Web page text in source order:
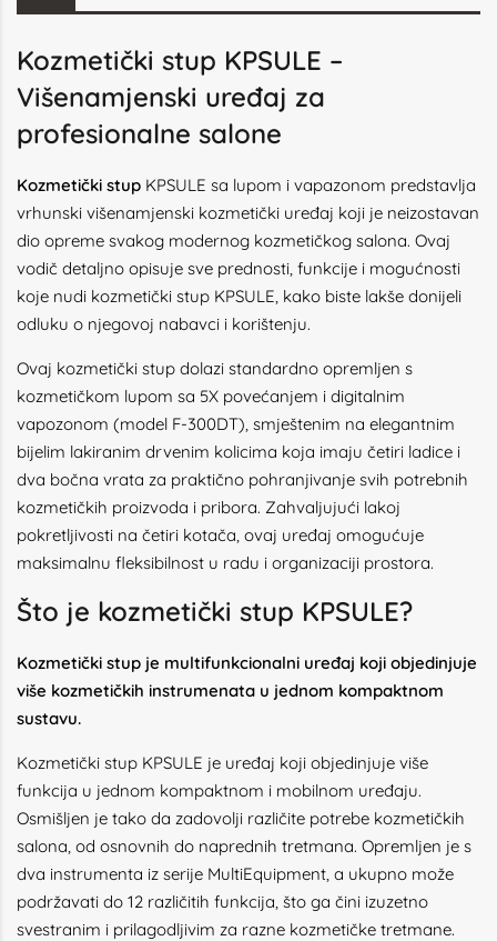
Kozmetički stup KPSULE –
Višenamjenski uređaj za
profesionalne salone
Kozmetički stup KPSULE sa lupom i vapazonom predstavlja
vrhunski višenamjenski kozmetički uređaj koji je neizostavan
dio opreme svakog modernog kozmetičkog salona. Ovaj
vodič detaljno opisuje sve prednosti, funkcije i mogućnosti
koje nudi kozmetički stup KPSULE, kako biste lakše donijeli
odluku o njegovoj nabavci i korištenju.
Ovaj kozmetički stup dolazi standardno opremljen s
kozmetičkom lupom sa 5X povećanjem i digitalnim
vapozonom (model F-300DT), smještenim na elegantnim
bijelim lakiranim drvenim kolicima koja imaju četiri ladice i
dva bočna vrata za praktično pohranjivanje svih potrebnih
kozmetičkih proizvoda i pribora. Zahvaljujući lakoj
pokretljivosti na četiri kotača, ovaj uređaj omogućuje
maksimalnu fleksibilnost u radu i organizaciji prostora.
Što je kozmetički stup KPSULE?
Kozmetički stup je multifunkcionalni uređaj koji objedinjuje
više kozmetičkih instrumenata u jednom kompaktnom
sustavu.
Kozmetički stup KPSULE je uređaj koji objedinjuje više
funkcija u jednom kompaktnom i mobilnom uređaju.
Osmišljen je tako da zadovolji različite potrebe kozmetičkih
salona, od osnovnih do naprednih tretmana. Opremljen je s
dva instrumenta iz serije MultiEquipment, a ukupno može
podržavati do 12 različitih funkcija, što ga čini izuzetno
svestranim i prilagodljivim za razne kozmetičke tretmane.